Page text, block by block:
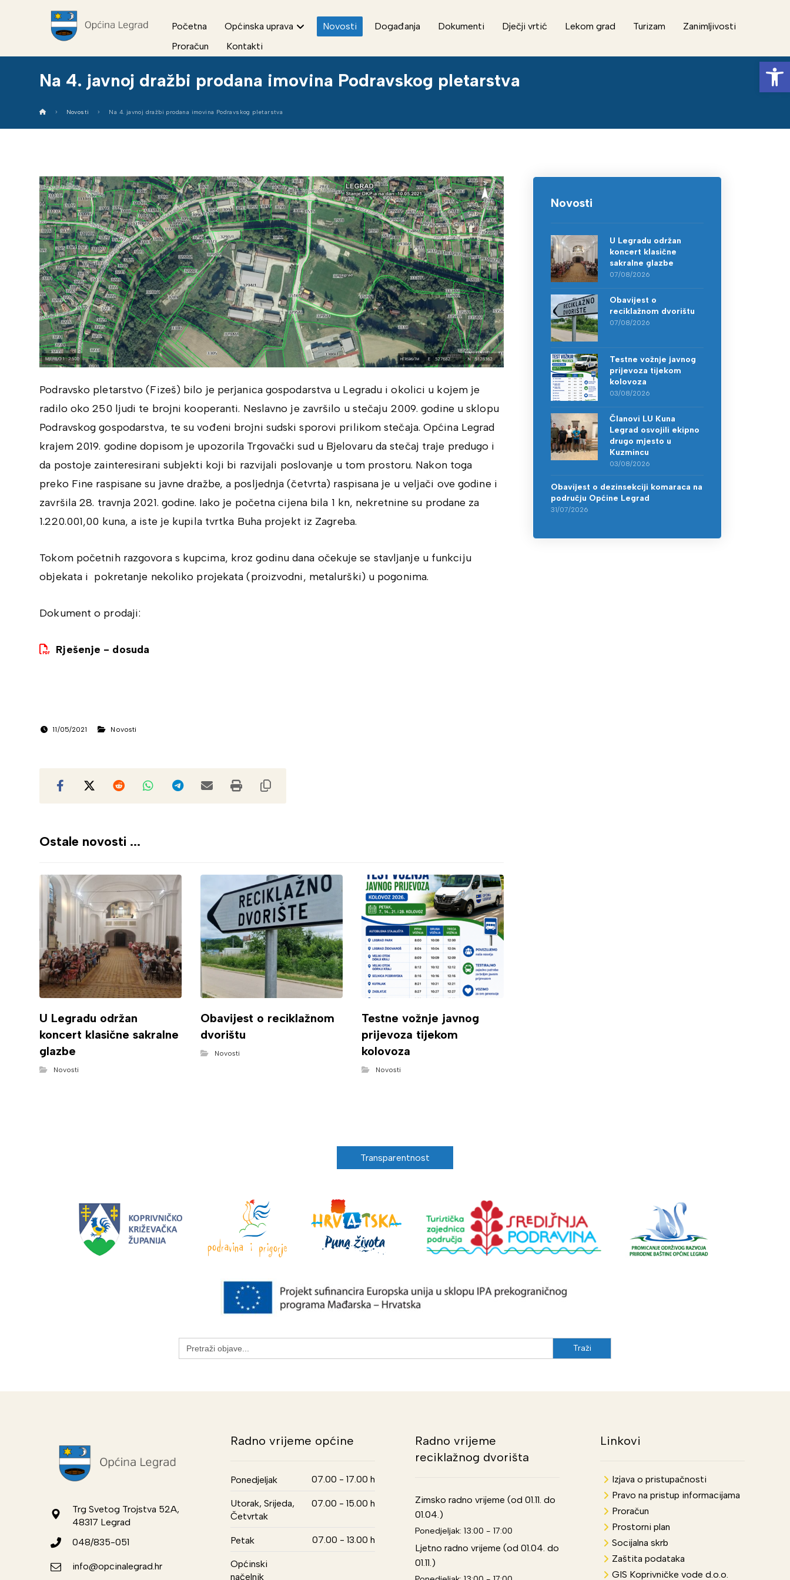
Početna Općinska uprava Novosti Događanja Dokumenti Dječji vrtić Lekom grad Turizam
Zanimljivosti
Proračun
Kontakti
Na 4. javnoj dražbi prodana imovina Podravskog pletarstva
Novosti Na 4. javnoj dražbi prodana imovina Podravskog pletarstva
Podravsko pletarstvo (Fizeš) bilo je perjanica gospodarstva u Legradu i okolici u kojem je
radilo oko 250 ljudi te brojni kooperanti. Neslavno je završilo u stečaju 2009. godine u sklopu
Podravskog gospodarstva, te su vođeni brojni sudski sporovi prilikom stečaja. Općina Legrad
krajem 2019. godine dopisom je upozorila Trgovački sud u Bjelovaru da stečaj traje predugo i
da postoje zainteresirani subjekti koji bi razvijali poslovanje u tom prostoru. Nakon toga
preko Fine raspisane su javne dražbe, a posljednja (četvrta) raspisana je u veljači ove godine i
završila 28. travnja 2021. godine. Iako je početna cijena bila 1 kn, nekretnine su prodane za
1.220.001,00 kuna, a iste je kupila tvrtka Buha projekt iz Zagreba.
Tokom početnih razgovora s kupcima, kroz godinu dana očekuje se stavljanje u funkciju
objekata i pokretanje nekoliko projekata (proizvodni, metalurški) u pogonima.
Dokument o prodaji:
Rješenje - dosuda
11/05/2021 Novosti
Ostale novosti ...
U Legradu održan
koncert klasične sakralne
glazbe
Novosti
Obavijest o reciklažnom
dvorištu
Novosti
Testne vožnje javnog
prijevoza tijekom
kolovoza
Novosti
Novosti
U Legradu održan
koncert klasične
sakralne glazbe
07/08/2026
Obavijest o
reciklažnom dvorištu
07/08/2026
Testne vožnje javnog
prijevoza tijekom
kolovoza
03/08/2026
Članovi LU Kuna
Legrad osvojili ekipno
drugo mjesto u
Kuzmincu
03/08/2026
Obavijest o dezinsekciji komaraca na
području Općine Legrad
31/07/2026
Transparentnost
Search
for:
Trg Svetog Trojstva 52A,
48317 Legrad
048/835-051
info@opcinalegrad.hr
Radno vrijeme općine
Ponedjeljak 07.00 - 17.00 h
Utorak, Srijeda,
Četvrtak
07.00 - 15.00 h
Petak 07.00 - 13.00 h
Općinski
načelnik
Radno vrijeme
reciklažnog dvorišta
Zimsko radno vrijeme (od 01.11. do
01.04.)
Ponedjeljak: 13:00 - 17:00
Ljetno radno vrijeme (od 01.04. do
01.11.)
Linkovi
Izjava o pristupačnosti
Pravo na pristup informacijama
Proračun
Prostorni plan
Socijalna skrb
Zaštita podataka
GIS Koprivničke vode d.o.o.